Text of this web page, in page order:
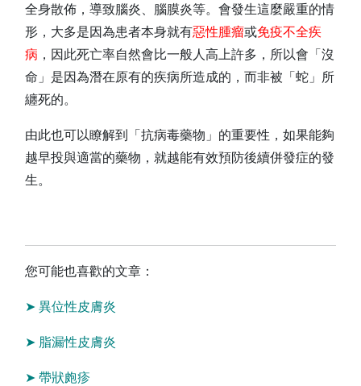
全身散佈，導致腦炎、腦膜炎等。會發生這麼嚴重的情
形，大多是因為患者本身就有惡性腫瘤或免疫不全疾
病 ，因此死亡率自然會比一般人高上許多，所以會「沒
命」是因為潛在原有的疾病所造成的，而非被「蛇」所
纏死的。
由此也可以瞭解到「抗病毒藥物」的重要性，如果能夠
越早投與適當的藥物，就越能有效預防後續併發症的發
生。
您可能也喜歡的文章：
➤異位性皮膚炎
➤ 脂漏性皮膚炎
➤ 帶狀皰疹